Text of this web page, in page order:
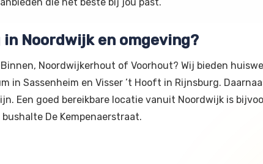
Noordwijk en omgeving?
Noordwijkerhout of Voorhout? Wij bieden
in Sassenheim en Visser ’t Hooft in Rijnsburg.
Een goed bereikbare locatie vanuit Noordwijk is
De Kempenaerstraat.